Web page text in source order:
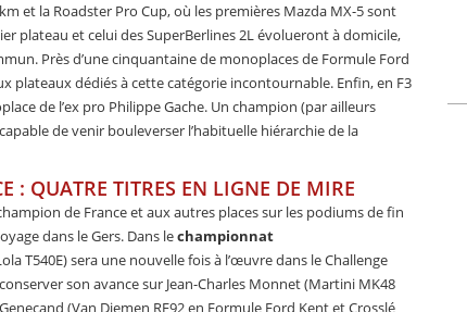
et la Roadster Pro Cup, où les premières Mazda MX-5 sont
plateau et celui des SuperBerlines 2L évolueront à domicile,
Près d’une cinquantaine de monoplaces de Formule Ford
plateaux dédiés à cette catégorie incontournable. Enfin, en F3
de l’ex pro Philippe Gache. Un champion (par ailleurs
de venir bouleverser l’habituelle hiérarchie de la
: QUATRE TITRES EN LIGNE DE MIRE
de France et aux autres places sur les podiums de fin
dans le Gers. Dans lechampionnat
T540E) sera une nouvelle fois à l’œuvre dans le Challenge
son avance sur Jean-Charles Monnet (Martini MK48